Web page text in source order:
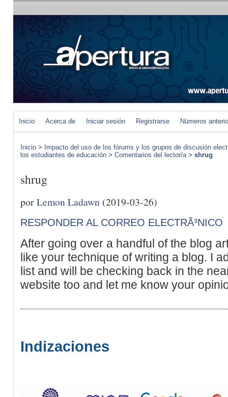
Inicio Acerca de Iniciar sesión Registrarse Números
Inicio > Impacto del uso de los fórums y los grupos de discusión
los estudiantes de educación > Comentarios del lector/a> shrug
shrug
porLemon Ladawn (2019-03-26)
RESPONDER AL CORREO ELECTRÃ³NICO
After going over a handful of the blog
like your technique of writing a blog. I
list and will be checking back in the
website too and let me know your
Indizaciones